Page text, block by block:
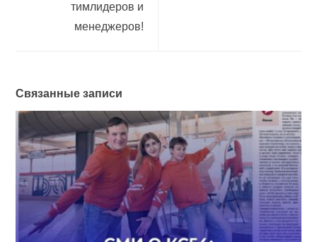
тимлидеров и
менеджеров!
Связанные записи